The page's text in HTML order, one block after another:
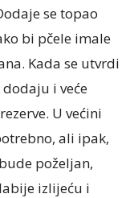
se topao
bi pčele imale
Kada se utvrdi
i veće
U većini
ali ipak,
poželjan,
izlijeću i